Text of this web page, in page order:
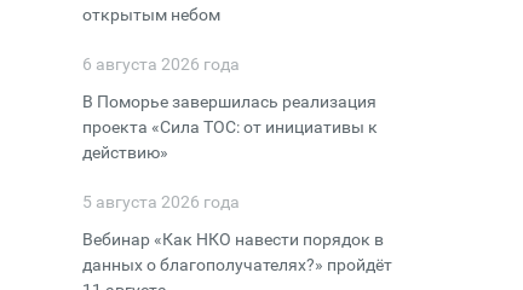
открытым небом
6 августа 2026 года
В Поморье завершилась реализация
проекта «Сила ТОС: от инициативы к
действию»
5 августа 2026 года
Вебинар «Как НКО навести порядок в
данных о благополучателях?» пройдёт